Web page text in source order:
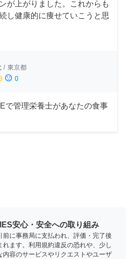
が上がりました。これからも
し健康的に痩せていこうと思
/ 東京都
sentiment_dissatisfied 0
管理栄養士があなたの食事
安心・安全への取り組み
前に事務局に支払われ、評価・完了後
れます。利用規約違反の恐れや、少し
内容のサービスやリクエストやユーザ